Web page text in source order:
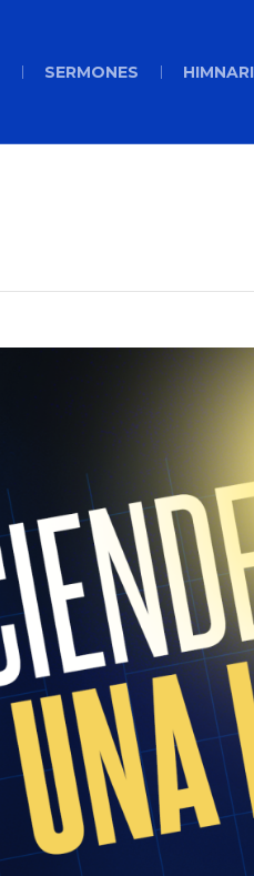
SERMONES